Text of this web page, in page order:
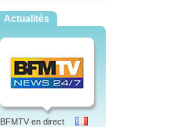
Actualités
BFMTV en direct